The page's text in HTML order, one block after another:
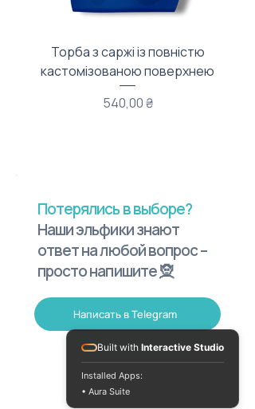
Торба з саржі із повністю
кастомізованою поверхнею
Цена
540,00 ₴
Потерялись в выборе?
Наши эльфики знают
ответ на любой вопрос –
просто напишите 🧝
Написать в Telegram
Built with Interactive Studio
Installed Apps:
• Aura Suite